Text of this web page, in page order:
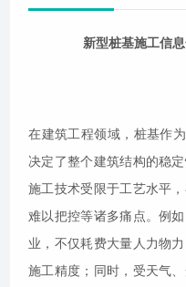
新型桩基施工信
在建筑工程领域，桩基作
决定了整个建筑结构的稳
施工技术受限于工艺水平
难以把控等诸多痛点。例
业，不仅耗费大量人力物
施工精度；同时，受天气